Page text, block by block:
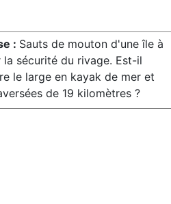
: Sauts de mouton d'une île à
sécurité du rivage. Est-il
le large en kayak de mer et
de 19 kilomètres ?